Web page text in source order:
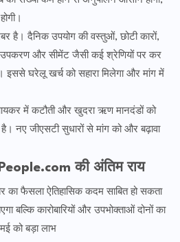
है। दैनिक उपयोग की वस्तुओं, छोटी कारों,
उपकरण और सीमेंट जैसी कई श्रेणियों पर कर
इससे घरेलू खर्च को सहारा मिलेगा और मांग में
में कटौती और खुदरा ऋण मानदंडों को
नए जीएसटी सुधारों से मांग को और बढ़ावा
की अंतिम राय
का फैसला ऐतिहासिक कदम साबित हो सकता
बल्कि कारोबारियों और उपभोक्ताओं दोनों का
को बड़ा लाभ